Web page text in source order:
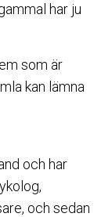
har ju
som är
kan lämna
och har
och sedan